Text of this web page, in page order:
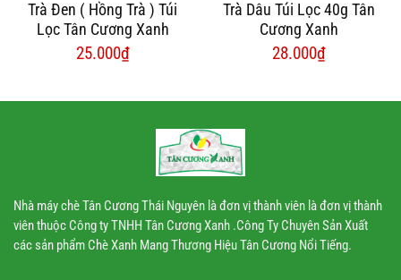
Trà Đen ( Hồng Trà ) Túi
Lọc Tân Cương Xanh
25.000₫
Trà Dâu Túi Lọc 40g Tân
Cương Xanh
28.000₫
Nhà máy chè Tân Cương Thái Nguyên là đơn vị thành viên là đơn vị thành
viên thuộc Công ty TNHH Tân Cương Xanh .Công Ty Chuyên Sản Xuất
các sản phẩm Chè Xanh Mang Thương Hiệu Tân Cương Nổi Tiếng.